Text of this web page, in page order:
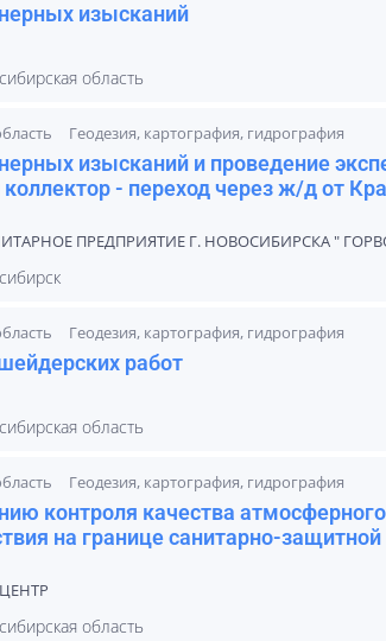
изысканий
область
Геодезия, картография, гидрография
изысканий и проведение
- переход через ж/д от
ПРЕДПРИЯТИЕ Г. НОВОСИБИРСКА "
Геодезия, картография, гидрография
работ
область
Геодезия, картография, гидрография
контроля качества
на границе санитарно-защитной
область